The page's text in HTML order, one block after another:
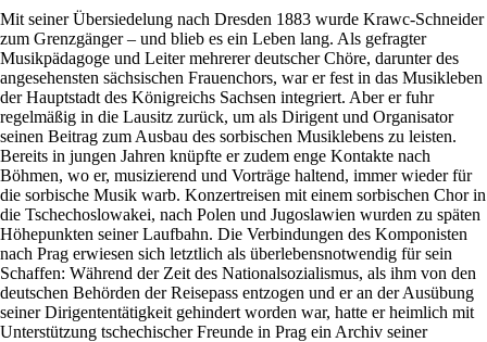
Mit seiner Übersiedelung nach Dresden 1883 wurde Krawc-Schneider
zum Grenzgänger – und blieb es ein Leben lang. Als gefragter
Musikpädagoge und Leiter mehrerer deutscher Chöre, darunter des
angesehensten sächsischen Frauenchors, war er fest in das Musikleben
der Hauptstadt des Königreichs Sachsen integriert. Aber er fuhr
regelmäßig in die Lausitz zurück, um als Dirigent und Organisator
seinen Beitrag zum Ausbau des sorbischen Musiklebens zu leisten.
Bereits in jungen Jahren knüpfte er zudem enge Kontakte nach
Böhmen, wo er, musizierend und Vorträge haltend, immer wieder für
die sorbische Musik warb. Konzertreisen mit einem sorbischen Chor in
die Tschechoslowakei, nach Polen und Jugoslawien wurden zu späten
Höhepunkten seiner Laufbahn. Die Verbindungen des Komponisten
nach Prag erwiesen sich letztlich als überlebensnotwendig für sein
Schaffen: Während der Zeit des Nationalsozialismus, als ihm von den
deutschen Behörden der Reisepass entzogen und er an der Ausübung
seiner Dirigententätigkeit gehindert worden war, hatte er heimlich mit
Unterstützung tschechischer Freunde in Prag ein Archiv seiner